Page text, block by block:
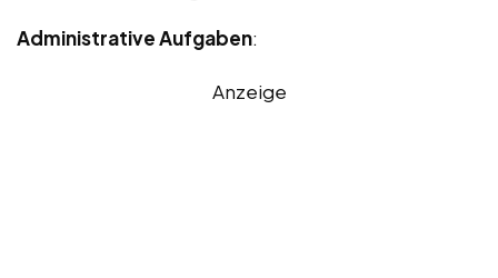
Administrative Aufgaben:
Anzeige